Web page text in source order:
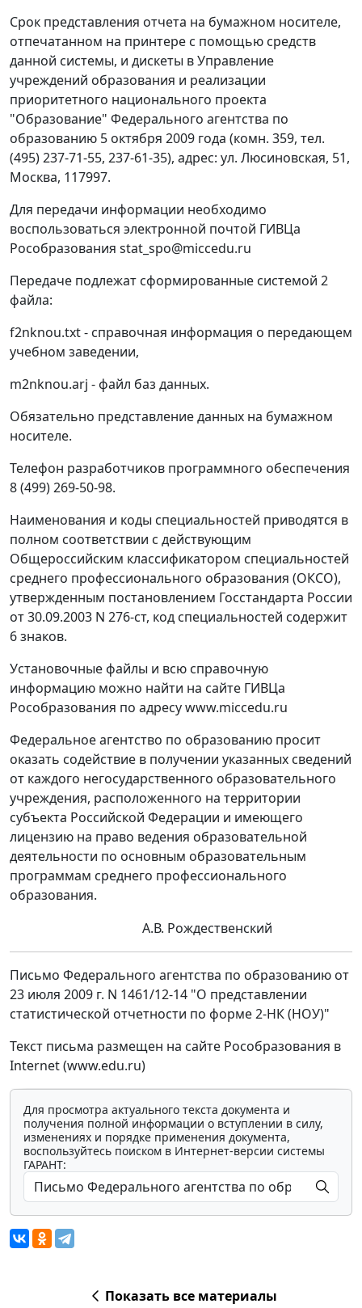
Срок представления отчета на бумажном носителе,
отпечатанном на принтере с помощью средств
данной системы, и дискеты в Управление
учреждений образования и реализации
приоритетного национального проекта
"Образование" Федерального агентства по
образованию 5 октября 2009 года (комн. 359, тел.
(495) 237-71-55, 237-61-35), адрес: ул. Люсиновская, 51,
Москва, 117997.
Для передачи информации необходимо
воспользоваться электронной почтой ГИВЦа
Рособразования stat_spo@miccedu.ru
Передаче подлежат сформированные системой 2
файла:
f2nknou.txt - справочная информация о передающем
учебном заведении,
m2nknou.arj - файл баз данных.
Обязательно представление данных на бумажном
носителе.
Телефон разработчиков программного обеспечения
8 (499) 269-50-98.
Наименования и коды специальностей приводятся в
полном соответствии с действующим
Общероссийским классификатором специальностей
среднего профессионального образования (ОКСО),
утвержденным постановлением Госстандарта России
от 30.09.2003 N 276-ст, код специальностей содержит
6 знаков.
Установочные файлы и всю справочную
информацию можно найти на сайте ГИВЦа
Рособразования по адресу www.miccedu.ru
Федеральное агентство по образованию просит
оказать содействие в получении указанных сведений
от каждого негосударственного образовательного
учреждения, расположенного на территории
субъекта Российской Федерации и имеющего
лицензию на право ведения образовательной
деятельности по основным образовательным
программам среднего профессионального
образования.
А.В. Рождественский
Письмо Федерального агентства по образованию от
23 июля 2009 г. N 1461/12-14 "О представлении
статистической отчетности по форме 2-НК (НОУ)"
Текст письма размещен на сайте Рособразования в
Internet (www.edu.ru)
Для просмотра актуального текста документа и
получения полной информации о вступлении в силу,
изменениях и порядке применения документа,
воспользуйтесь поиском в Интернет-версии системы
ГАРАНТ:
Показать все материалы